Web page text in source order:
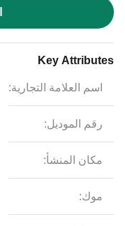
Key Attributes
اسم العلامة التجارية:
رقم الموديل:
مكان المنشأ:
موك: